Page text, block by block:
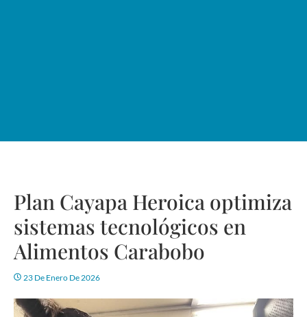
Plan Cayapa Heroica optimiza
sistemas tecnológicos en
Alimentos Carabobo
23 De Enero De 2026